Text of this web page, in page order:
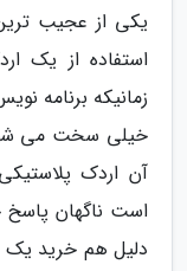
یکی از عجیب
استفاده از یک
خیلی سخت می
آن اردک
است ناگهان پاسخ
دلیل هم خرید یک